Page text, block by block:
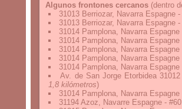
Algunos frontones cercanos (dentro
31013 Berriozar, Navarra Espagne -
31013 Berriozar, Navarra Espagne -
31014 Pamplona, Navarra Espagne
31014 Pamplona, Navarra Espagne
31014 Pamplona, Navarra Espagne
31014 Pamplona, Navarra Espagne
31014 Pamplona, Navarra Espagne
Av. de San Jorge Etorbidea
1,8 kilómetros)
31014 Pamplona, Navarra Espagne
31194 Azoz, Navarre Espagne -